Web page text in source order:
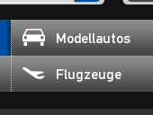
Modellautos
Flugzeuge